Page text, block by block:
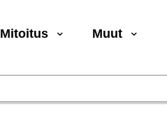
Mitoitus Muut